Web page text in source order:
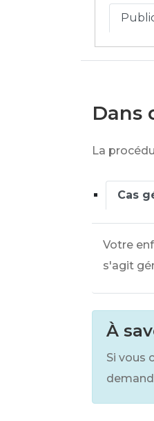
Dans
La
Cas
Votre
s'agit
À
Si vous